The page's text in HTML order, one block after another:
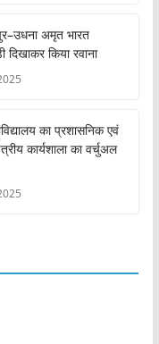
अमृत भारत
किया रवाना
का प्रशासनिक एवं
कार्यशाला का वर्चुअल